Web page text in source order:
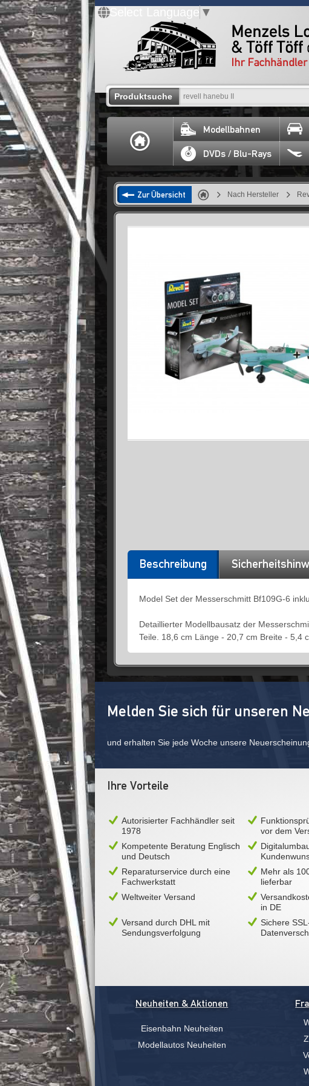
Select Language ▼
Produktsuche
Modellbahnen
DVDs / Blu-Rays
Zur Übersicht Nach Hersteller
Beschreibung
Model Set der Messerschmitt Bf109G-6
Detaillierter Modellbausatz der
Teile. 18,6 cm Länge - 20,7 cm Breite - 5,4
Melden Sie sich für unseren
und erhalten Sie jede Woche unsere
Ihre Vorteile
Autorisierter Fachhändler seit
1978
vor dem
Kompetente Beratung Englisch
und Deutsch
Reparaturservice durch eine
Fachwerkstatt
Mehr als
lieferbar
Weltweiter Versand
in DE
Versand durch DHL mit
Sendungsverfolgung
Sichere
Neuheiten & Aktionen
Eisenbahn Neuheiten
Modellautos Neuheiten